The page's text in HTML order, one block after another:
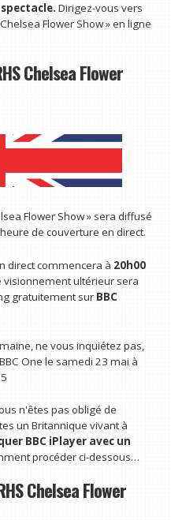
Dirigez-vous vers
Flower Show » en ligne
Chelsea Flower
Flower Show » sera diffusé
de couverture en direct.
direct commencera à 20h00
visionnement ultérieur sera
gratuitement sur BBC
ne vous inquiétez pas,
One le samedi 23 mai à
n'êtes pas obligé de
un Britannique vivant à
BBC iPlayer avec un
procéder ci-dessous…
Chelsea Flower